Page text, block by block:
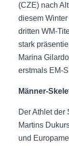
(CZE) nach
diesem
dritten WM-
stark
Marina
erstmals EM-
Männer-
Der Athlet der
Martins
und